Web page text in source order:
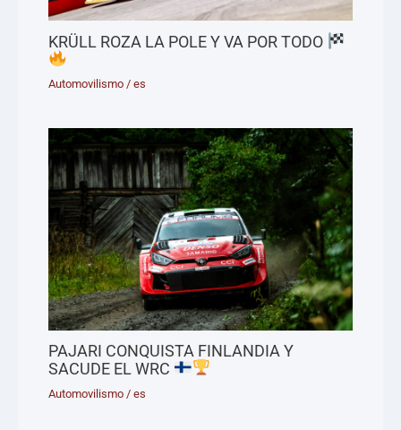
KRÜLL ROZA LA POLE Y VA POR TODO
Automovilismo /es
PAJARI CONQUISTA FINLANDIA Y
SACUDE EL WRC
Automovilismo /es